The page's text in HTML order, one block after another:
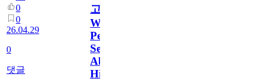
0
0
26.04.29
0
댓글
고
What
People
Search
About
Him